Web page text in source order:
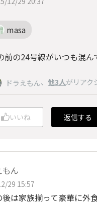
masa
前の24号線がいつも混
ドラえもん、 他3人がリアク
いいね 返信する
もん
29 15:57
後は家族揃って豪華に外